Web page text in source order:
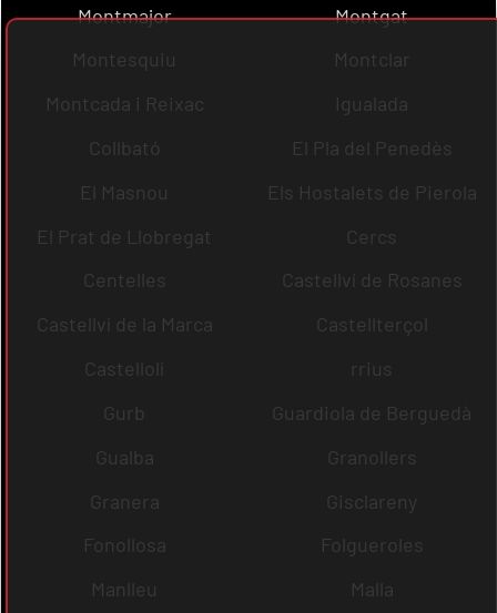
Montmajor
Montgat
Montesquiu
Montclar
Montcada i Reixac
Igualada
Collbató
El Pla del Penedès
El Masnou
Els Hostalets de Pierola
El Prat de Llobregat
Cercs
Centelles
Castellví de Rosanes
Castellví de la Marca
Castellterçol
Castellolí
rrius
Gurb
Guardiola de Berguedà
Gualba
Granollers
Granera
Gisclareny
Fonollosa
Folgueroles
Manlleu
Malla